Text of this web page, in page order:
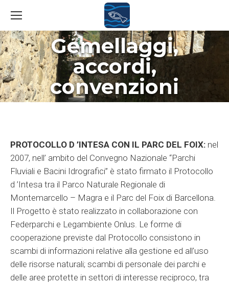
Gemellaggi,
accordi,
convenzioni
You are here:
PROTOCOLLO D ’INTESA CON IL PARC DEL FOIX: nel
2007, nell’ ambito del Convegno Nazionale “Parchi
Fluviali e Bacini Idrografici” è stato firmato il Protocollo
d ’Intesa tra il Parco Naturale Regionale di
Montemarcello – Magra e il Parc del Foix di Barcellona.
Il Progetto è stato realizzato in collaborazione con
Federparchi e Legambiente Onlus. Le forme di
cooperazione previste dal Protocollo consistono in
scambi di informazioni relative alla gestione ed all’uso
delle risorse naturali; scambi di personale dei parchi e
delle aree protette in settori di interesse reciproco, tra